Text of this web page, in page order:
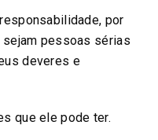
por
pessoas sérias
deveres e
que ele pode ter.